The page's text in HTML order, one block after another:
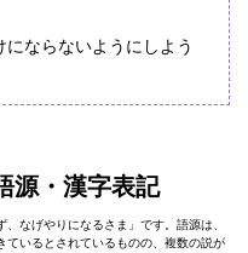
ならないようにしよう
源・漢字表記
なげやりになるさま」です。語源は、
ているとされているものの、複数の説が